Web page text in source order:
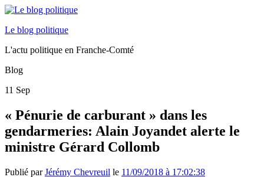
Le blog politique
L'actu politique en Franche-Comté
Blog
11 Sep
« Pénurie de carburant » dans les
gendarmeries: Alain Joyandet alerte le
ministre Gérard Collomb
Publié parJérémy Chevreuil le 11/09/2018 à 17:02:38